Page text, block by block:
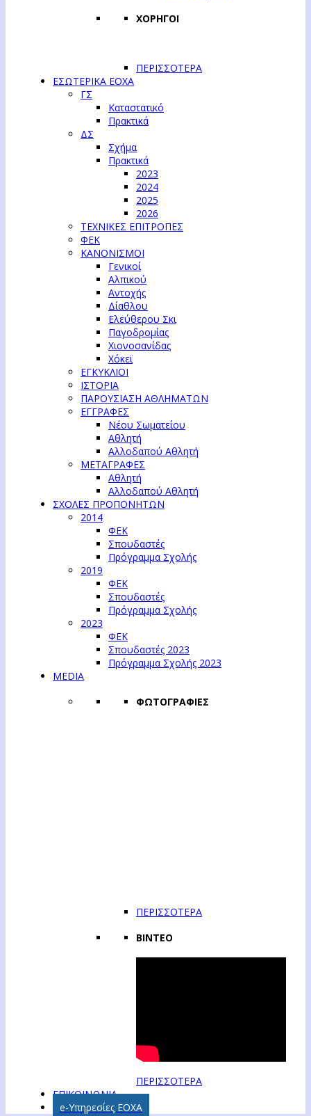
ΧΟΡΗΓΟΙ
ΠΕΡΙΣΣΟΤΕΡΑ
ΕΣΩΤΕΡΙΚΑ ΕΟΧΑ
ΓΣ
Καταστατικό
Πρακτικά
ΔΣ
Σχήμα
Πρακτικά
2023
2024
2025
2026
ΤΕΧΝΙΚΕΣ ΕΠΙΤΡΟΠΕΣ
ΦΕΚ
ΚΑΝΟΝΙΣΜΟΙ
Γενικοί
Αλπικού
Αντοχής
Δίαθλου
Ελεύθερου Σκι
Παγοδρομίας
Χιονοσανίδας
Χόκεϊ
ΕΓΚΥΚΛΙΟΙ
ΙΣΤΟΡΙΑ
ΠΑΡΟΥΣΙΑΣΗ ΑΘΛΗΜΑΤΩΝ
ΕΓΓΡΑΦΕΣ
Νέου Σωματείου
Αθλητή
Αλλοδαπού Αθλητή
ΜΕΤΑΓΡΑΦΕΣ
Αθλητή
Αλλοδαπού Αθλητή
ΣΧΟΛΕΣ ΠΡΟΠΟΝΗΤΩΝ
2014
ΦΕΚ
Σπουδαστές
Πρόγραμμα Σχολής
2019
ΦΕΚ
Σπουδαστές
Πρόγραμμα Σχολής
2023
ΦΕΚ
Σπουδαστές 2023
Πρόγραμμα Σχολής 2023
MEDIA
ΦΩΤΟΓΡΑΦΙΕΣ
ΠΕΡΙΣΣΟΤΕΡΑ
ΒΙΝΤΕΟ
ΠΕΡΙΣΣΟΤΕΡΑ
ΕΠΙΚΟΙΝΩΝΙΑ
e-Υπηρεσίες ΕΟΧΑ